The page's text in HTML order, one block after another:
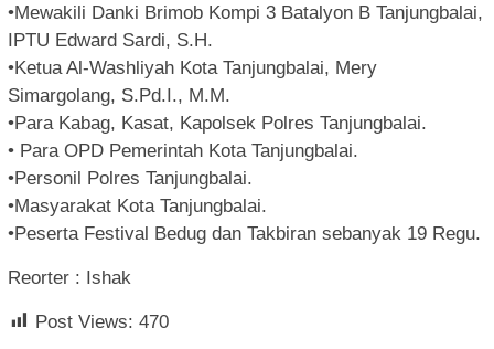
•Mewakili Danki Brimob Kompi 3 Batalyon B Tanjungbalai,
IPTU Edward Sardi, S.H.
•Ketua Al-Washliyah Kota Tanjungbalai, Mery
Simargolang, S.Pd.I., M.M.
•Para Kabag, Kasat, Kapolsek Polres Tanjungbalai.
• Para OPD Pemerintah Kota Tanjungbalai.
•Personil Polres Tanjungbalai.
•Masyarakat Kota Tanjungbalai.
•Peserta Festival Bedug dan Takbiran sebanyak 19 Regu.
Reorter : Ishak
Post Views: 470